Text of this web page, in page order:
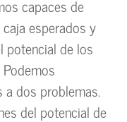
capaces de
esperados y
potencial de los
a dos problemas.
del potencial de